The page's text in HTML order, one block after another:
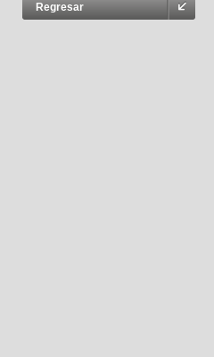
Regresar